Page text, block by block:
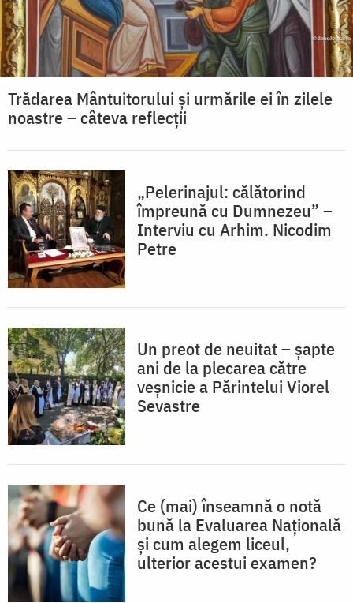
Trădarea Mântuitorului și urmările ei în zilele
noastre – câteva reflecții
„Pelerinajul: călătorind
împreună cu Dumnezeu” –
Interviu cu Arhim. Nicodim
Petre
Un preot de neuitat – șapte
ani de la plecarea către
veşnicie a Părintelui Viorel
Sevastre
Ce (mai) înseamnă o notă
bună la Evaluarea Națională
și cum alegem liceul,
ulterior acestui examen?